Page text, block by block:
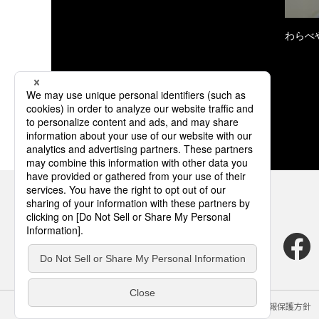
わらべ
サイトのご利用にあたって クッキーポリシー 個人情報保護方針